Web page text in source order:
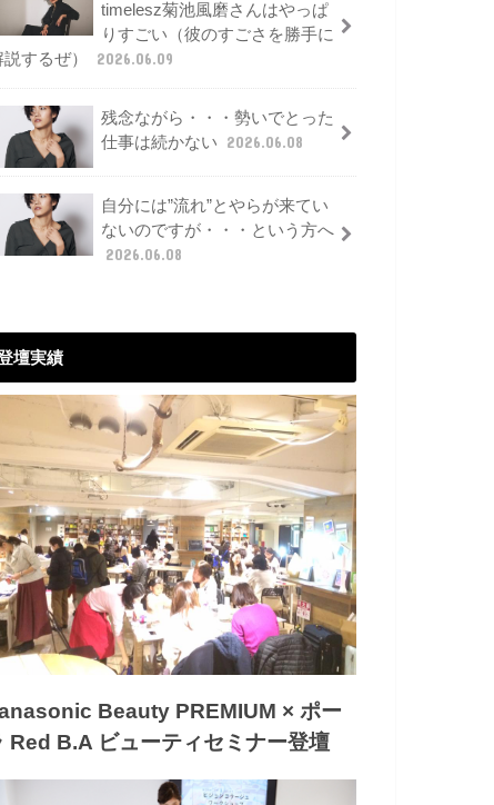
timelesz菊池風磨さんはやっぱ
りすごい（彼のすごさを勝手に
説するぜ）
2026.06.09
残念ながら・・・勢いでとった
仕事は続かない
2026.06.08
自分には”流れ”とやらが来てい
ないのですが・・・という方へ
2026.06.08
壇実績
Beauty PREMIUM × ポー
Red B.A ビューティセミナー登壇